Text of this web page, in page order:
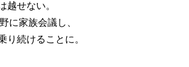
越せない。
に家族会議し、
続けることに。